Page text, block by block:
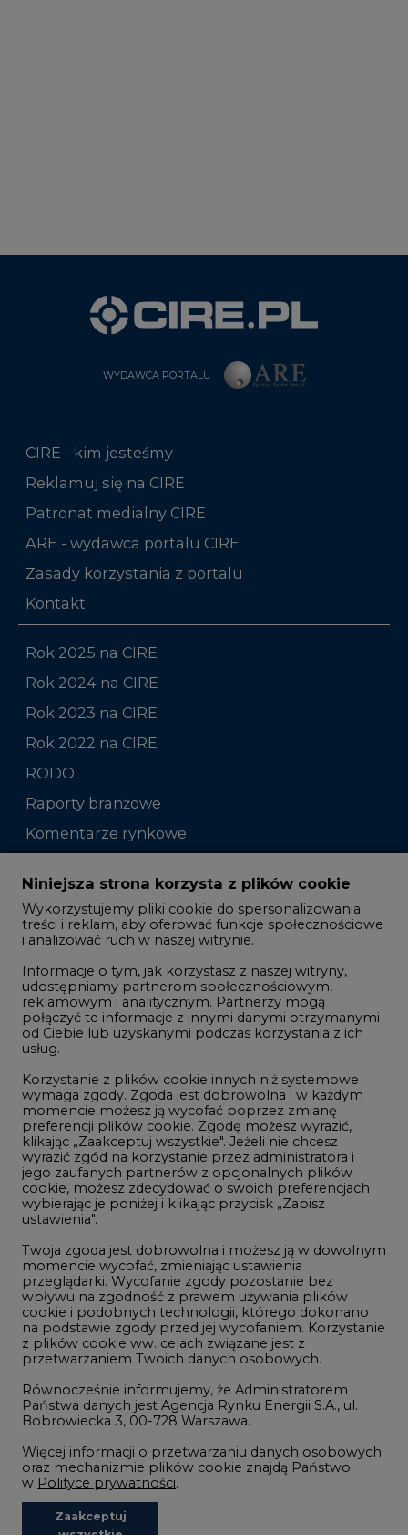
WYDAWCA PORTALU
CIRE - kim jesteśmy
Reklamuj się na CIRE
Patronat medialny CIRE
ARE - wydawca portalu CIRE
Zasady korzystania z portalu
Kontakt
Rok 2025 na CIRE
Rok 2024 na CIRE
Rok 2023 na CIRE
Rok 2022 na CIRE
RODO
Raporty branżowe
Komentarze rynkowe
Zmiany kadrowe na rynku
Studio CIRE
Rozmowy o energetyce
Gospodarka
Geopolityka
LTE450
Innowacje i AI
Telekomunikacja i IT
Handel emisjami CO2
Wodór
Górnictwo
Atom
Fotowoltaika
Offshore wind
Zielone samorządy
Zielona gospodarka
©2002- 2021 - 2026
Niniejsza strona korzysta z plików cookie
Wykorzystujemy pliki cookie do spersonalizowania
treści i reklam, aby oferować funkcje społecznościowe
i analizować ruch w naszej witrynie.
Informacje o tym, jak korzystasz z naszej witryny,
udostępniamy partnerom społecznościowym,
reklamowym i analitycznym. Partnerzy mogą
połączyć te informacje z innymi danymi otrzymanymi
od Ciebie lub uzyskanymi podczas korzystania z ich
usług.
Korzystanie z plików cookie innych niż systemowe
wymaga zgody. Zgoda jest dobrowolna i w każdym
momencie możesz ją wycofać poprzez zmianę
preferencji plików cookie. Zgodę możesz wyrazić,
klikając „Zaakceptuj wszystkie". Jeżeli nie chcesz
wyrazić zgód na korzystanie przez administratora i
jego zaufanych partnerów z opcjonalnych plików
cookie, możesz zdecydować o swoich preferencjach
wybierając je poniżej i klikając przycisk „Zapisz
ustawienia".
Twoja zgoda jest dobrowolna i możesz ją w dowolnym
momencie wycofać, zmieniając ustawienia
przeglądarki. Wycofanie zgody pozostanie bez
wpływu na zgodność z prawem używania plików
cookie i podobnych technologii, którego dokonano
na podstawie zgody przed jej wycofaniem. Korzystanie
z plików cookie ww. celach związane jest z
przetwarzaniem Twoich danych osobowych.
Równocześnie informujemy, że Administratorem
Państwa danych jest Agencja Rynku Energii S.A., ul.
Bobrowiecka 3, 00-728 Warszawa.
Więcej informacji o przetwarzaniu danych osobowych
oraz mechanizmie plików cookie znajdą Państwo
w Polityce prywatności.
Zaakceptuj